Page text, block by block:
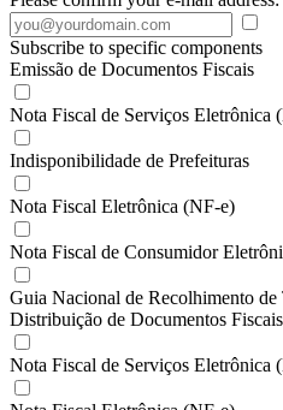
Subscribe to specific components
Emissão de Documentos Fiscais
Nota Fiscal de Serviços Eletrônica
Indisponibilidade de Prefeituras
Nota Fiscal Eletrônica (NF-e)
Nota Fiscal de Consumidor
Guia Nacional de Recolhimento
Distribuição de Documentos Fiscais
Nota Fiscal de Serviços Eletrônica